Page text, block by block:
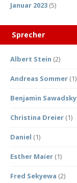
Januar 2023 (5)
Sprecher
Albert Stein (2)
Andreas Sommer (1)
Benjamin Sawadsky
Christina Dreier (1)
Daniel (1)
Esther Maier (1)
Fred Sekyewa (2)